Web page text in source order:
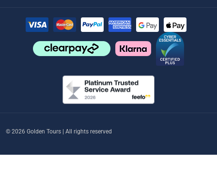
© 2026 Golden Tours | All rights reserved